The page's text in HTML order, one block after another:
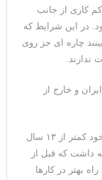
کاری از جانب
در این شرایط که
چاره ای جز روی
ندارند.
و خارج از
اکنون که طبق سند چشم انداز با جامعه ی آرمانی خود کمتر از ۱۳ سال
داشت که قبل از
بهتر در کارها